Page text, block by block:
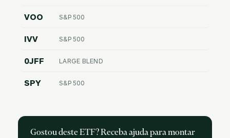
VOO S&P 500
IVV S&P 500
0JFF LARGE BLEND
SPY S&P 500
Gostou deste ETF? Receba ajuda para montar